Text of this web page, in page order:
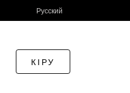
Русский
КІРУ